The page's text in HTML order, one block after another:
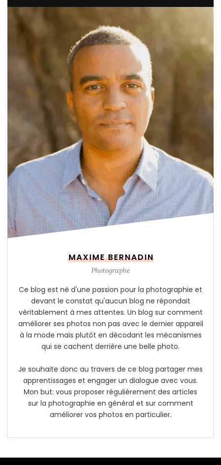
MAXIME BERNADIN
Photographe
Ce blog est né d'une passion pour la photographie et
devant le constat qu'aucun blog ne répondait
véritablement à mes attentes. Un blog sur comment
améliorer ses photos non pas avec le dernier appareil
à la mode mais plutôt en décodant les mécanismes
qui se cachent derrière une belle photo.
Je souhaite donc au travers de ce blog partager mes
apprentissages et engager un dialogue avec vous.
Mon but: vous proposer régulièrement des articles
sur la photographie en général et sur comment
améliorer vos photos en particulier.